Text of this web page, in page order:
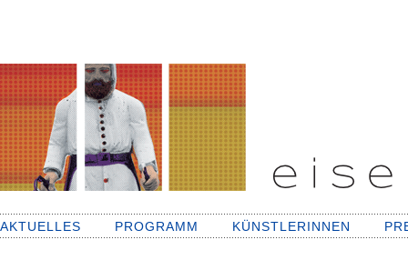
AKTUELLES PROGRAMM KÜNSTLERINNEN